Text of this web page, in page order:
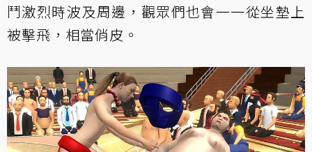
鬥激烈時波及周邊，觀眾們也會一一從坐墊上
被擊飛，相當俏皮。